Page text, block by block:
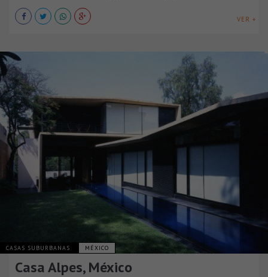
VER +
CASAS SUBURBANAS MÉXICO
Casa Alpes, México